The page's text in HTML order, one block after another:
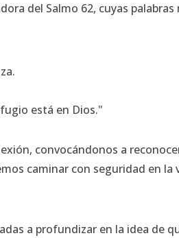
del Salmo 62, cuyas
está en Dios."
convocándonos a
caminar con seguridad en la
a profundizar en la idea de